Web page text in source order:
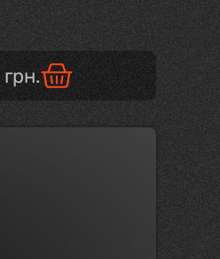
грн.